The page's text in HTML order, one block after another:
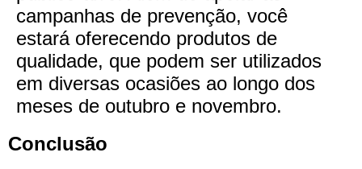
campanhas de prevenção, você
estará oferecendo produtos de
qualidade, que podem ser utilizados
em diversas ocasiões ao longo dos
meses de outubro e novembro.
Conclusão